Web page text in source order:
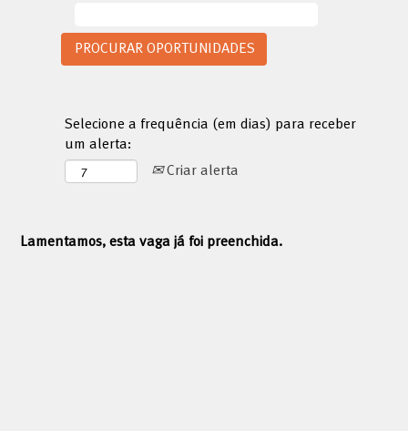
Selecione a frequência (em dias) para receber
um alerta:
Criar alerta
Lamentamos, esta vaga já foi preenchida.